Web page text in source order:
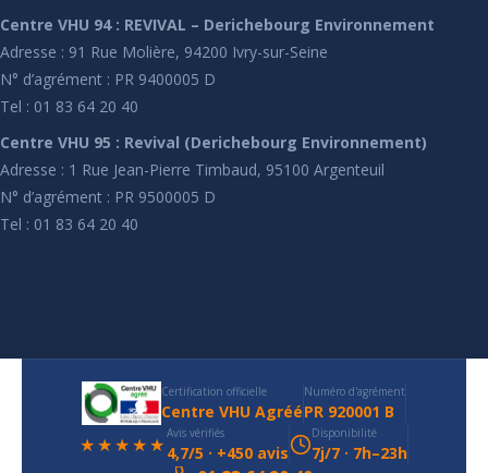
Centre VHU 94 : REVIVAL – Derichebourg Environnement
Adresse : 91 Rue Molière, 94200 Ivry-sur-Seine
N° d’agrément : PR 9400005 D
Tel : 01 83 64 20 40
Centre VHU 95 : Revival (Derichebourg Environnement)
Adresse : 1 Rue Jean-Pierre Timbaud, 95100 Argenteuil
N° d’agrément : PR 9500005 D
Tel : 01 83 64 20 40
Certification officielle
Centre VHU Agréé
Numéro d'agrément
PR 920001 B
★★★★★ Avis vérifiés
4,7/5 · +450 avis
Disponibilité
7j/7 · 7h–23h